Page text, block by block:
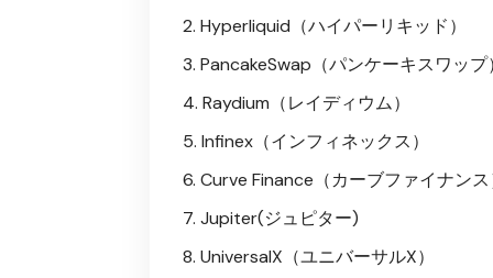
Hyperliquid（ハイパーリキッド）
PancakeSwap（パンケーキスワップ）
Raydium（レイディウム）
Infinex（インフィネックス）
Curve Finance（カーブファイナンス
Jupiter(ジュピター)
UniversalX（ユニバーサルX）